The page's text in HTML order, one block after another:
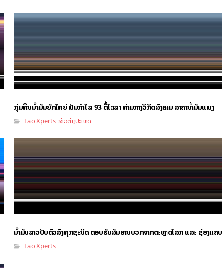
ກຸ່ມທຶນນ້ຳມັນຍັກໃຫຍ່ ຟັນກຳໄລ 93 ຕື້ໂດລາ ທ່າມກາງວິກິດສົງຄາມ ລາຄານໍ້າມັນແພງ
Lao Xperts ຂ່າວຕ່າງປະເທດ
ນໍ້າມັນລາວປັບຕົວລົງທຸກຊະນິດ ຕອບຮັບສັນຍານບວກຈາກຕະຫຼາດໂລກ ແລະ ຊ່ອງແຄ
Lao Xperts